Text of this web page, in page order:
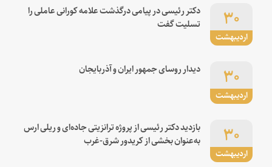
اردیبهشت
۳۰
دکتر رئیسی در پیامی درگذشت علامه کورانی عاملی را
تسلیت گفت
اردیبهشت
۳۰ دیدار روسای جمهور ایران و آذربایجان
اردیبهشت
۳۰
بازدید دکتر رئیسی از پروژه ترانزیتی جاده‌ای و ریلی ارس
به‌عنوان بخشی از کریدور شرق-غرب